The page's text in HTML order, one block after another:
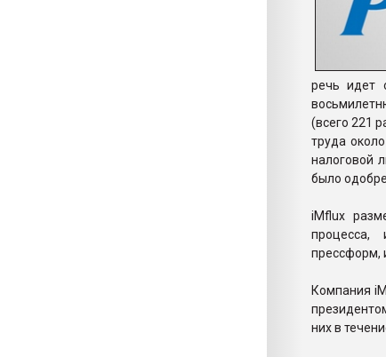
речь идет
(всего 221
труда
налоговой
было
iMflux
процесса,
прессформ,
Компания
них в